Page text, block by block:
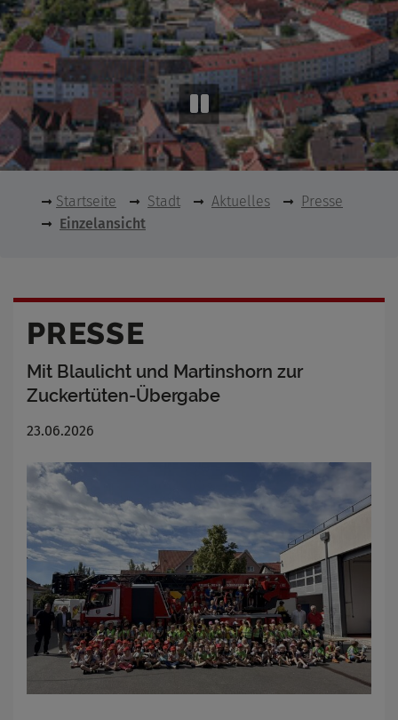
Startseite Stadt Aktuelles
Presse
Einzelansicht
PRESSE
Mit Blaulicht und Martinshorn zur
Zuckertüten-Übergabe
23.06.2026